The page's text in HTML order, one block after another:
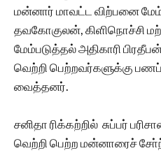
மன்னார் மாவட்ட விற்பனை
தவகோகுலன், கிளிநொச்சி
மேம்படுத்தல் அதிகாரி
வெற்றி பெற்றவர்களுக்கு
வைத்தனர்.
சனிதா ரிக்கற்றில் சுப்பர்
வெற்றி பெற்ற மன்னாரைச்